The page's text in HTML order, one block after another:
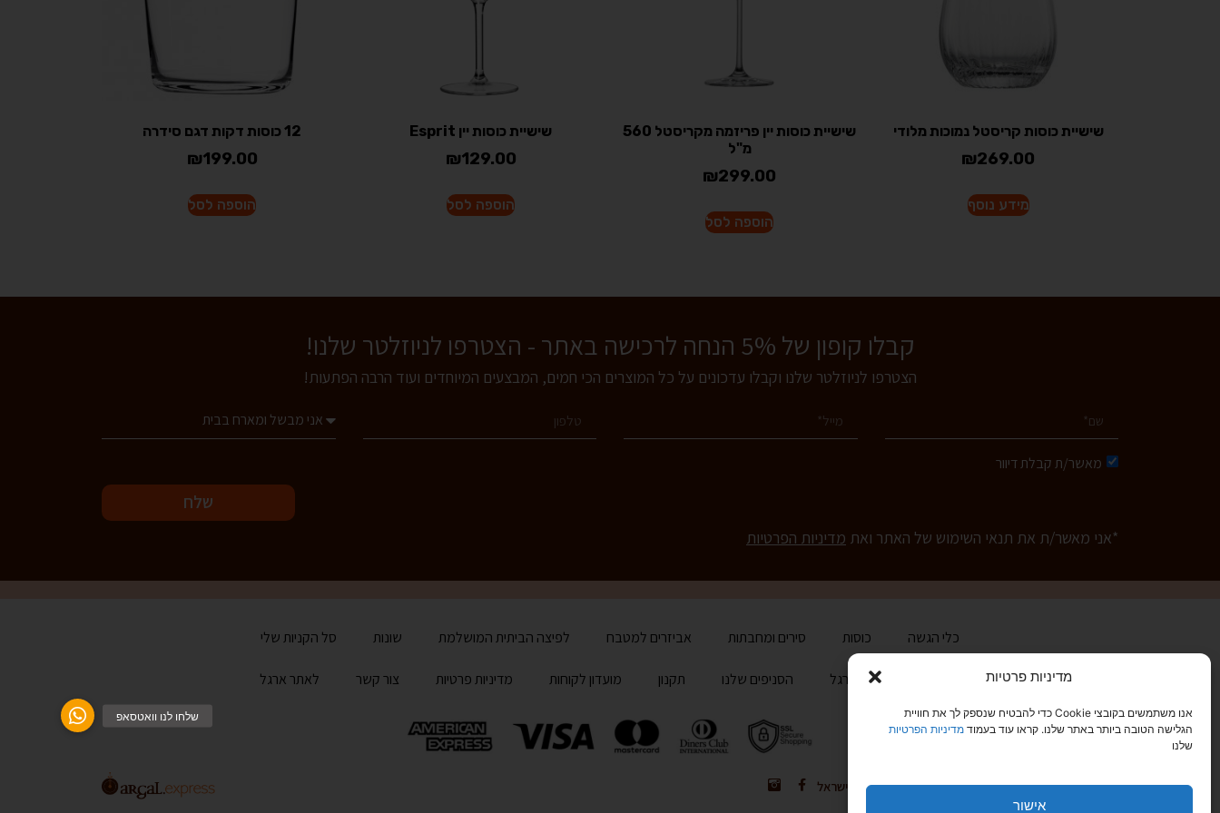
מדיניות פרטיות
אנו משתמשים בקובצי Cookie כדי להבטיח שנספק לך את חוויית
הגלישה הטובה ביותר באתר שלנו. קראו עוד בעמודמדיניות הפרטיות
שלנו
אישור
שישיית כוסות קריסטל נמוכות מלודי
₪269.00
מידע נוסף
שישיית כוסות יין פריזמה מקריסטל 560
מ"ל
₪299.00
הוספה לסל
שישיית כוסות יין Esprit
₪129.00
הוספה לסל
12 כוסות דקות דגם סידרה
₪199.00
הוספה לסל
קבלו קופון של 5% הנחה לרכישה באתר - הצטרפו לניוזלטר שלנו!
הצטרפו לניוזלטר שלנו וקבלו עדכונים על כל המוצרים הכי חמים, המבצעים המיוחדים ועוד הרבה הפתעות!
מאשר/ת קבלת דיוור
שלח
*אני מאשר/ת את תנאי השימוש של האתר ואת מדיניות הפרטיות
כלי הגשה כוסות סירים ומחבתות אביזרים למטבח לפיצה הביתית המושלמת שונות סל הקניות שלי
הכירו את ארגל הסניפים שלנו תקנון מועדון לקוחות מדיניות פרטיות צור קשר לאתר ארגל
טלפון: 03-6829999 קיבוץ גלויות 20, תל אביב 68166, ישראל